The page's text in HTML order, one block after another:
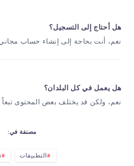
هل أحتاج إلى التسجيل؟
نعم، أنت بحاجة إلى إنشاء حساب
هل يعمل في كل البلدان؟
نعم، ولكن قد يختلف بعض المحتوى
مصنفة في:
التطبيقات